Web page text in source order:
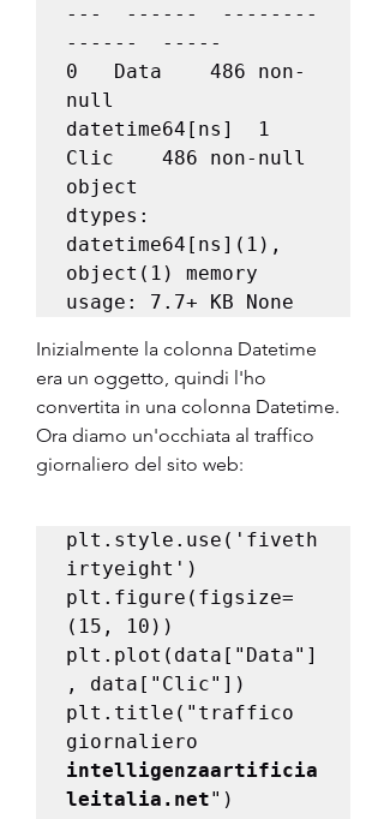
---  ------  --------
------  -----
0   Data    486 non-
null
datetime64[ns]  1
Clic    486 non-null
object
dtypes:
datetime64[ns](1),
object(1) memory
Inizialmente la colonna Datetime
era un oggetto, quindi l'ho
convertita in una colonna Datetime.
Ora diamo un'occhiata al traffico
giornaliero del sito web:
plt.style.use('fiveth
irtyeight')
plt.figure(figsize=
(15, 10))
plt.plot(data["Data"]
, data["Clic"])
plt.title("traffico
intelligenzaartificia
leitalia.net")